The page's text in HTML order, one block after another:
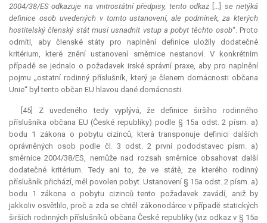
2004/38/ES odkazuje na vnitrostátní předpisy, tento odkaz […] se netýká
definice osob uvedených v tomto ustanovení, ale podmínek, za kterých
hostitelský členský stát musí usnadnit vstup a pobyt těchto osob“. Proto
odmítl, aby členské státy pro naplnění definice uložily dodatečné
kritérium, které znění ustanovení směrnice nestanoví. V konkrétním
případě se jednalo o požadavek irské správní praxe, aby pro naplnění
pojmu „ostatní rodinný příslušník, který je členem domácnosti občana
Unie“ byl tento občan EU hlavou dané domácnosti.
[45] Z uvedeného tedy vyplývá, že definice širšího rodinného
příslušníka občana EU (České republiky) podle § 15a odst. 2 písm. a)
bodu 1 zákona o pobytu cizinců, která transponuje definici dalších
oprávněných osob podle čl. 3 odst. 2 první pododstavec písm. a)
směrnice 2004/38/ES, nemůže nad rozsah směrnice obsahovat další
dodatečné kritérium. Tedy ani to, že ve státě, ze kterého rodinný
příslušník přichází, měl povolen pobyt. Ustanovení § 15a odst. 2 písm. a)
bodu 1 zákona o pobytu cizinců tento požadavek zavádí, aniž by
jakkoliv osvětlilo, proč a zda se chtěl zákonodárce v případě statických
širších rodinných příslušníků občana České republiky (viz odkaz v § 15a